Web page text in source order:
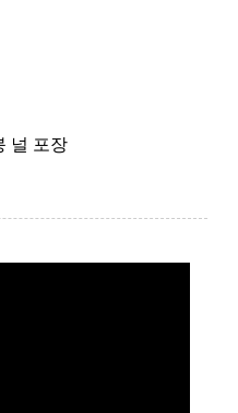
널 포장